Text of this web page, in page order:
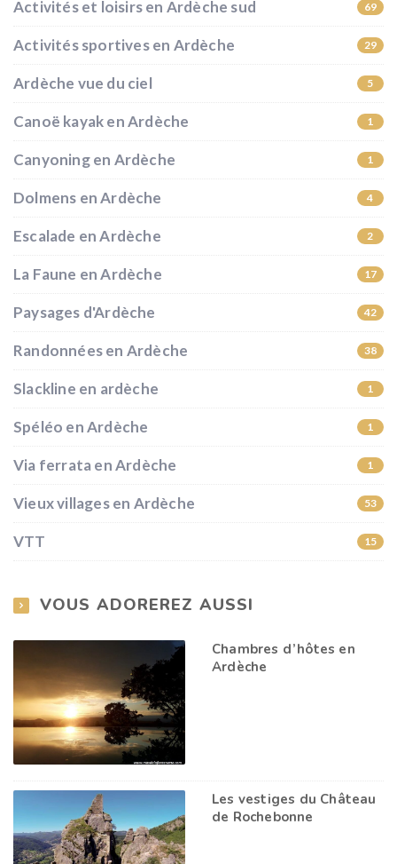
Activités et loisirs en Ardèche sud 69
Activités sportives en Ardèche 29
Ardèche vue du ciel 5
Canoë kayak en Ardèche 1
Canyoning en Ardèche 1
Dolmens en Ardèche 4
Escalade en Ardèche 2
La Faune en Ardèche 17
Paysages d'Ardèche 42
Randonnées en Ardèche 38
Slackline en ardèche 1
Spéléo en Ardèche 1
Via ferrata en Ardèche 1
Vieux villages en Ardèche 53
VTT 15
VOUS ADOREREZ AUSSI
Chambres d’hôtes en
Ardèche
Les vestiges du Château
de Rochebonne